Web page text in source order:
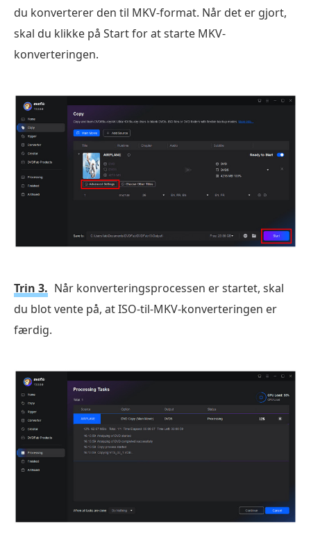
du konverterer den til MKV-format. Når det er gjort,
skal du klikke på Start for at starte MKV-
konverteringen.
Trin 3. Når konverteringsprocessen er startet, skal
du blot vente på, at ISO-til-MKV-konverteringen er
færdig.